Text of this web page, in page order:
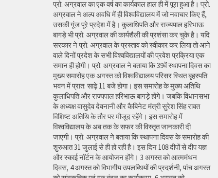
प्रो. अग्रवाल का एक वर्ष का कार्यकाल हाल ही में पूरा हुआ है। प्रो.
अग्रवाल ने अल्प अवधि में ही विश्वविद्यालय में जो नवाचार किए हैं,
उसकी गूंज पूरे प्रदेश में है। कुलाधिपति और राज्यपाल हरिभाऊ
बागड़े भी प्रो. अग्रवाल की कार्यशैली की प्रशंसा कर चुके है। यदि
सरकार ने प्रो. अग्रवाल के प्रस्ताव को स्वीकार कर लिया तो आने
वाले दिनों प्रदेश के सभी विश्वविद्यालयों की प्रवेश प्रक्रिया एक
समान ही होगी। प्रो. अग्रवाल ने बताया कि 39वें स्थापना दिवस का
मुख्य समारोह एक अगस्त को विश्वविद्यालय परिसर स्थित बृहस्पति
भवन में प्रात: साढ़े 11 बजे होगा। इस समारोह के मुख्य अतिथि
कुलाधिपति और राज्यपाल हरिभाऊ बागड़े होंगे। जबकि विधानसभा
के अध्यक्ष वासुदेव देवनानी और कैबिनेट मंत्री सुरेश सिंह रावत
विशिष्ट अतिथि के तौर पर मौजूद रहेंगे। इस समारोह में
विश्वविद्यालय के अब तक के सफर की विस्तृत जानकारी दी
जाएगी। प्रो. अग्रवाल ने बताया कि स्थापना दिवस के समारोह की
शुरुआत 31 जुलाई से ही हो रही है। इस दिन 108 दीपों से दीप यज्ञ
और स्काई नॉर्टन के आयोजन होंगे। 3 अगस्त को आत्ममंथन
दिवस, 4 अगस्त को विभागीय उपलब्धियों की प्रदर्शनी, पांच अगस्त